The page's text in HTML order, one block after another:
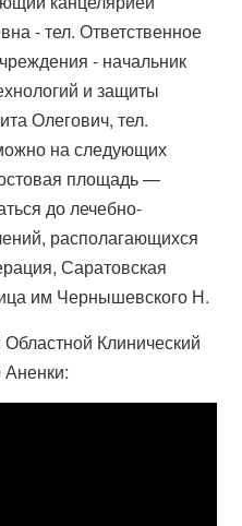
- тел. Ответственное
- начальник
и защиты
Олегович, тел.
на следующих
площадь —
до лечебно-
располагающихся
Саратовская
им Чернышевского Н.
Клинический
Аненки: